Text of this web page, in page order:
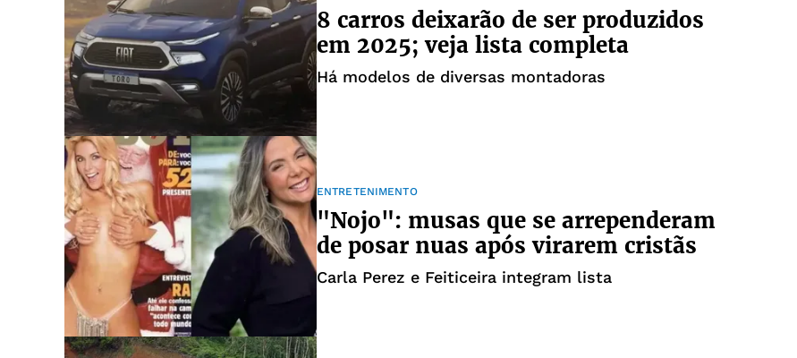
8 carros deixarão de ser produzidos
em 2025; veja lista completa
Há modelos de diversas montadoras
ENTRETENIMENTO
"Nojo": musas que se arrependeram
de posar nuas após virarem cristãs
Carla Perez e Feiticeira integram lista